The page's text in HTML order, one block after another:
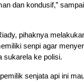
dan kondusif,”
pihaknya
senpi agar
sukarela ke polisi.
senjata api ini